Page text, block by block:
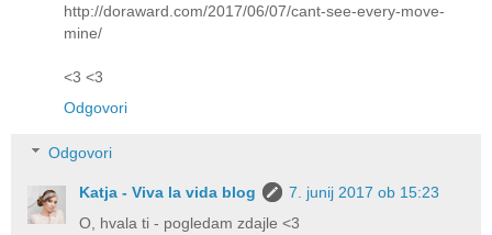
http://doraward.com/2017/06/07/cant-see-every-move-
mine/
<3 <3
Odgovori
Odgovori
Katja - Viva la vida blog
7. junij 2017 ob 15:23
O, hvala ti - pogledam zdajle <3